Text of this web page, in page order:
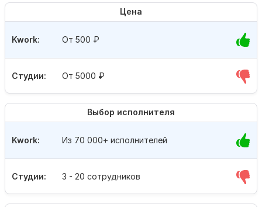
Цена
Студии: От 5000 ₽
Kwork: От 500 ₽
Выбор исполнителя
Студии: 3 - 20 сотрудников
Kwork: Из 70 000+ исполнителей